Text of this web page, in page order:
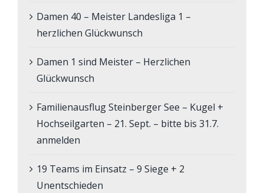
Damen 40 – Meister Landesliga 1 –
herzlichen Glückwunsch
Damen 1 sind Meister – Herzlichen
Glückwunsch
Familienausflug Steinberger See – Kugel +
Hochseilgarten – 21. Sept. – bitte bis 31.7.
anmelden
19 Teams im Einsatz – 9 Siege + 2
Unentschieden